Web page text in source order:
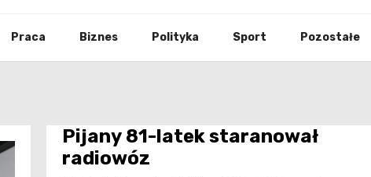
Praca Biznes Polityka Sport Pozostałe
Pijany 81-latek staranował
radiowóz